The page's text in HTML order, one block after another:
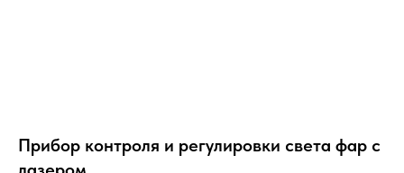
Прибор контроля и регулировки света фар с